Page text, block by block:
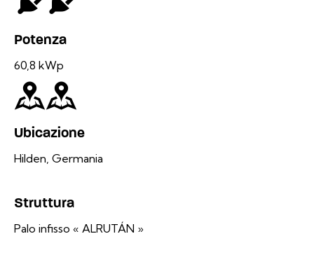
Potenza
60,8 kWp
Ubicazione
Hilden, Germania
Struttura
Palo infisso « ALRUTÁN »